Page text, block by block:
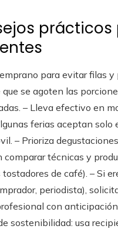
prácticos
para evitar filas y
se agoten las
– Lleva efectivo en
ferias aceptan solo
– Prioriza
comparar técnicas y
de café). – Si
periodista),
con
sostenibilidad: usa